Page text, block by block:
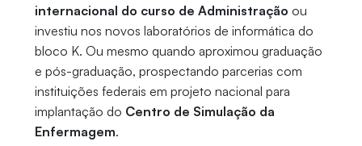
internacional do curso de Administração ou
investiu nos novos laboratórios de informática do
bloco K. Ou mesmo quando aproximou graduação
e pós-graduação, prospectando parcerias com
instituições federais em projeto nacional para
implantação do Centro de Simulação da
Enfermagem.